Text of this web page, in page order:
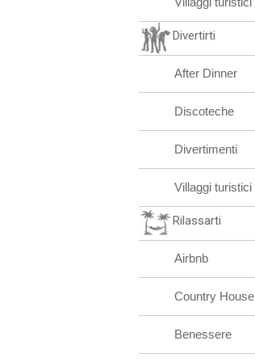
Divertirti
After Dinner
Discoteche
Divertimenti
Villaggi turistici
Rilassarti
Airbnb
Country House
Benessere